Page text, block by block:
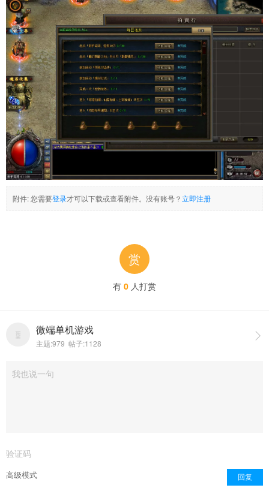
附件:您需要登录才可以下载或查看附件。没有账号？立即注册
赏
有 0 人打赏

微端单机游戏
主题:979 帖子:1128
点击重新加载
高级模式 回复